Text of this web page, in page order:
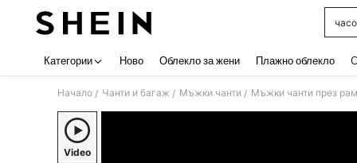
Категории Ново Облекло за жени Плажно облекло
Начало / Чанти и багаж / Мъжки чанти / Мъжки чанти през
Video